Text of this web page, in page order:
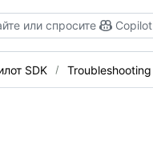
или спросите Copilot
SDK Troubleshooting